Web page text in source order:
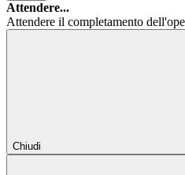
Attendere...
Attendere il completamento
Chiudi